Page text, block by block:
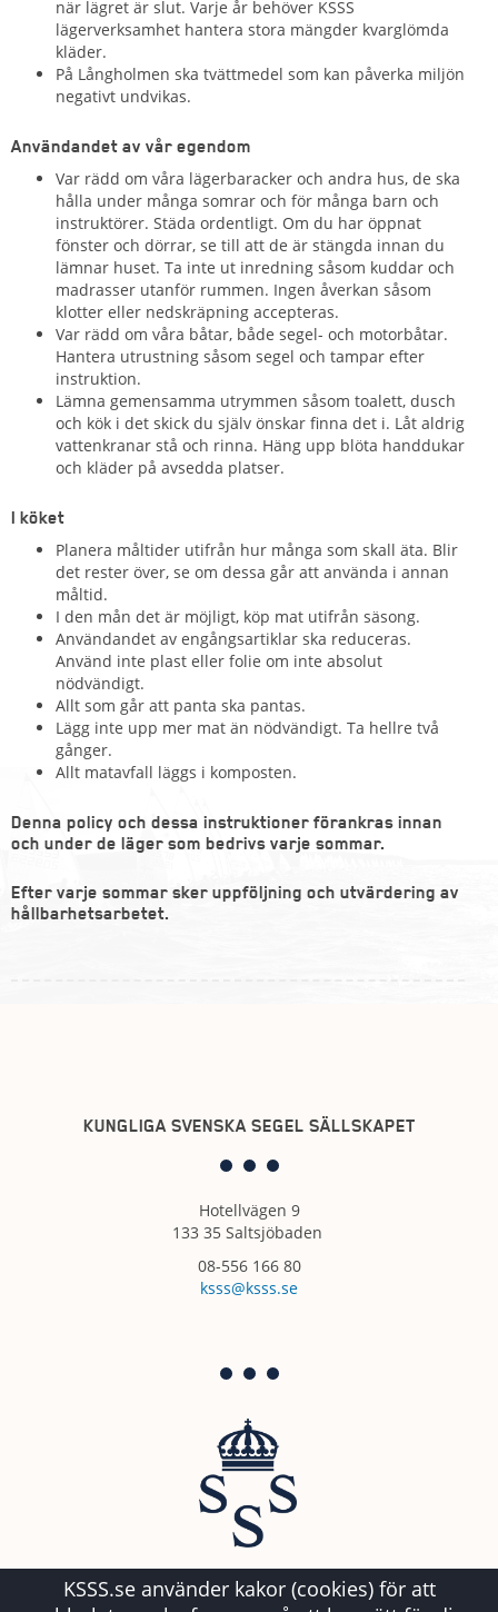
när lägret är slut. Varje år behöver KSSS
lägerverksamhet hantera stora mängder kvarglömda
kläder.
På Långholmen ska tvättmedel som kan påverka miljön
negativt undvikas.
Användandet av vår egendom
Var rädd om våra lägerbaracker och andra hus, de ska
hålla under många somrar och för många barn och
instruktörer. Städa ordentligt. Om du har öppnat
fönster och dörrar, se till att de är stängda innan du
lämnar huset. Ta inte ut inredning såsom kuddar och
madrasser utanför rummen. Ingen åverkan såsom
klotter eller nedskräpning accepteras.
Var rädd om våra båtar, både segel- och motorbåtar.
Hantera utrustning såsom segel och tampar efter
instruktion.
Lämna gemensamma utrymmen såsom toalett, dusch
och kök i det skick du själv önskar finna det i. Låt aldrig
vattenkranar stå och rinna. Häng upp blöta handdukar
och kläder på avsedda platser.
I köket
Planera måltider utifrån hur många som skall äta. Blir
det rester över, se om dessa går att använda i annan
måltid.
I den mån det är möjligt, köp mat utifrån säsong.
Användandet av engångsartiklar ska reduceras.
Använd inte plast eller folie om inte absolut
nödvändigt.
Allt som går att panta ska pantas.
Lägg inte upp mer mat än nödvändigt. Ta hellre två
gånger.
Allt matavfall läggs i komposten.
Denna policy och dessa instruktioner förankras innan
och under de läger som bedrivs varje sommar.
Efter varje sommar sker uppföljning och utvärdering av
hållbarhetsarbetet.
KSSS.se använder kakor (cookies) för att
KUNGLIGA SVENSKA SEGEL SÄLLSKAPET
Hotellvägen 9
133 35 Saltsjöbaden
08-556 166 80
ksss@ksss.se